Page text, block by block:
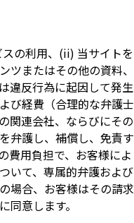
の利用、(ii) 当サイトを
ツまたはその他の資料、
違反行為に起因して発生
び経費（合理的な弁護士
関連会社、ならびにその
弁護し、補償し、免責す
費用負担で、お客様によ
いて、専属的弁護および
場合、お客様はその請求
同意します。